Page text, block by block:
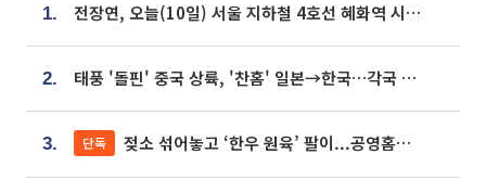
1. 전장연, 오늘(10일) 서울 지하철 4호선 혜화역 시위…1호선 용산역 무정차
2. 태풍 '돌핀' 중국 상륙, '찬홈' 일본→한국…각국 기상청 예상 경로는?
3. 단독 젖소 섞어놓고 ‘한우 원육’ 팔이...공영홈쇼핑 표기·검증 구멍